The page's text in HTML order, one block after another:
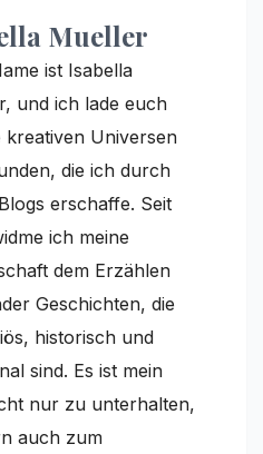
Mueller
ist Isabella
und ich lade euch
kreativen Universen
die ich durch
erschaffe. Seit
ich meine
dem Erzählen
Geschichten, die
historisch und
sind. Es ist mein
nur zu unterhalten,
auch zum